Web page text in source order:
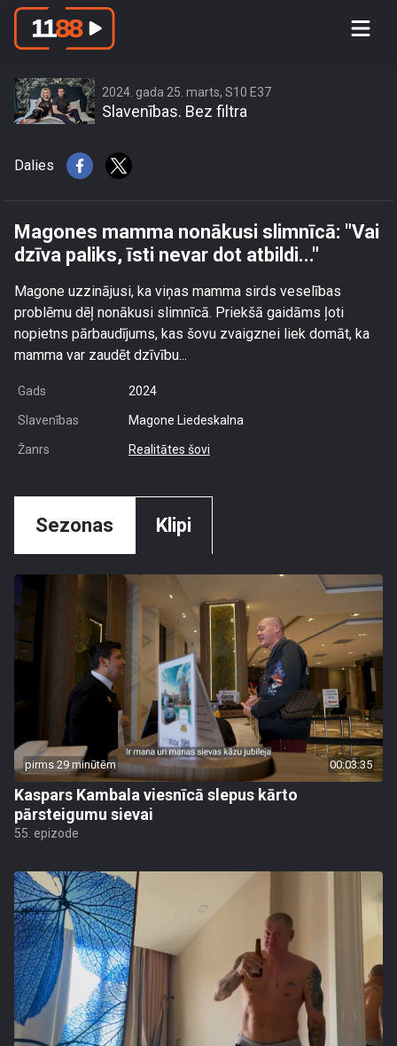
Magones mamma nonākusi slimnīcā:
2024. gada 25. marts, S10 E37
Slavenības. Bez filtra
Dalies
Magones mamma nonākusi slimnīcā: "Vai
dzīva paliks, īsti nevar dot atbildi..."
Magone uzzinājusi, ka viņas mamma sirds veselības
problēmu dēļ nonākusi slimnīcā. Priekšā gaidāms ļoti
nopietns pārbaudījums, kas šovu zvaigznei liek domāt, ka
mamma var zaudēt dzīvību...
Gads 2024
Slavenības Magone Liedeskalna
Žanrs Realitātes šovi
Sezonas Klipi
pirms 29 minūtēm 00:03:35
Kaspars Kambala viesnīcā slepus kārto
pārsteigumu sievai
55. epizode